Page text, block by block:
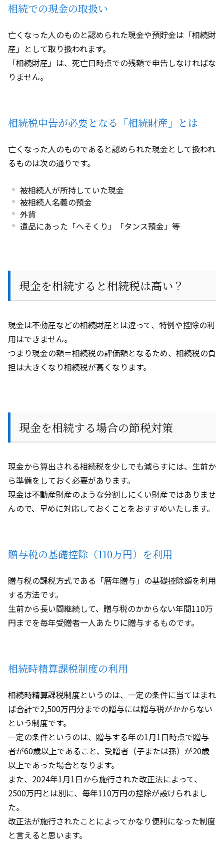
相続での現金の取扱い
亡くなった人のものと認められた現金や預貯金は「相続財
産」として取り扱われます。
「相続財産」は、死亡日時点での残額で申告しなければな
りません。
相続税申告が必要となる「相続財産」とは
亡くなった人のものであると認められた現金として扱われ
るものは次の通りです。
被相続人が所持していた現金
被相続人名義の預金
外貨
遺品にあった「へそくり」「タンス預金」等
現金を相続すると相続税は高い？
現金は不動産などの相続財産とは違って、特例や控除の利
用はできません。
つまり現金の額＝相続税の評価額となるため、相続税の負
担は大きくなり相続税が高くなります。
現金を相続する場合の節税対策
現金から算出される相続税を少しでも減らすには、生前か
ら準備をしておく必要があります。
現金は不動産財産のような分割しにくい財産ではありませ
んので、早めに対応しておくことをおすすめいたします。
贈与税の基礎控除（110万円）を利用
贈与税の課税方式である「暦年贈与」の基礎控除額を利用
する方法です。
生前から長い間継続して、贈与税のかからない年間110万
円までを毎年受贈者一人あたりに贈与するものです。
相続時精算課税制度の利用
相続時精算課税制度というのは、一定の条件に当てはまれ
ば合計で2,500万円分までの贈与には贈与税がかからない
という制度です。
一定の条件というのは、贈与する年の1月1日時点で贈与
者が60歳以上であること、受贈者（子または孫）が20歳
以上であった場合となります。
また、 2024年1月1日から施行された改正法によって、
2500万円とは別に、毎年110万円の控除が設けられまし
た。
改正法が施行されたことによってかなり便利になった制度
と言えると思います。